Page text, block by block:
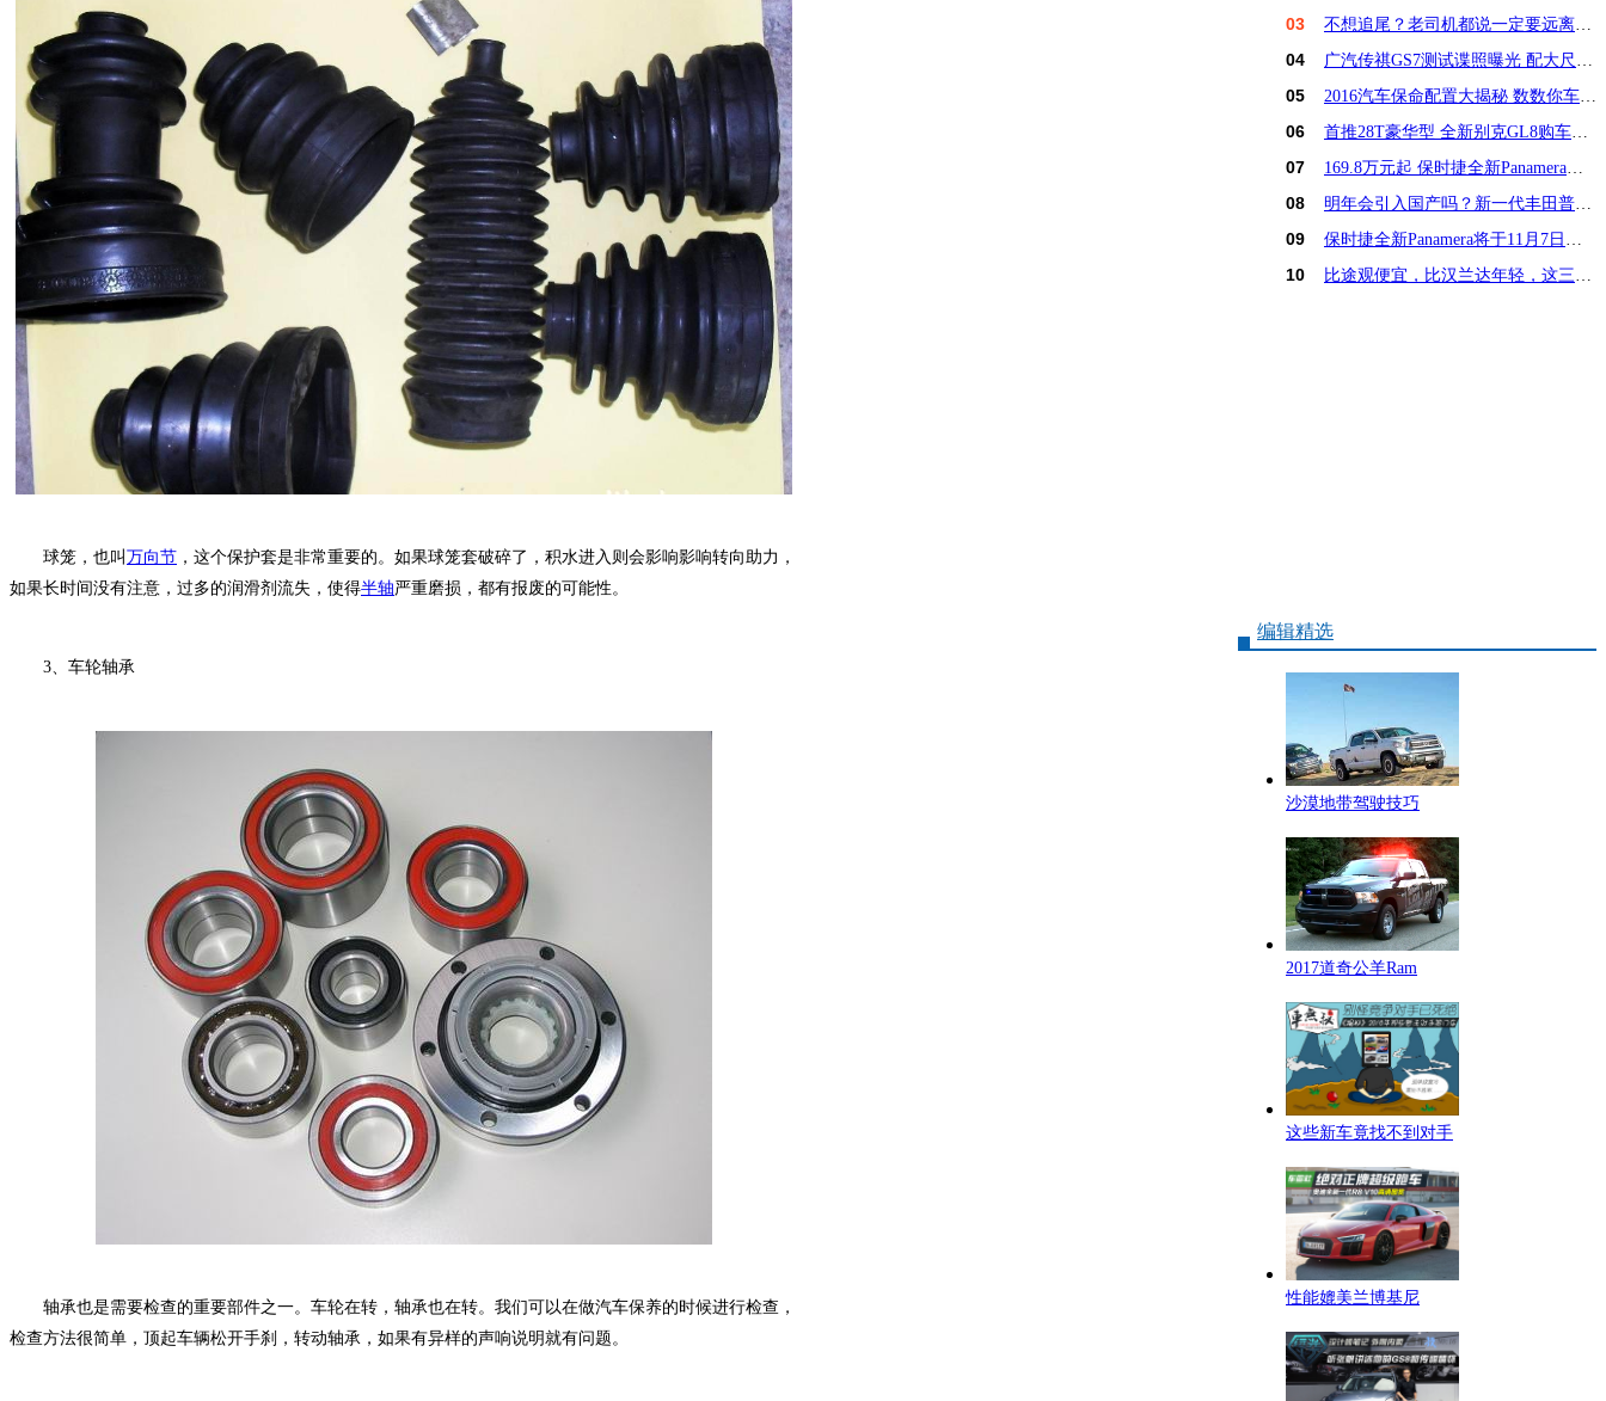
球笼，也叫 万向节 ，这个保护套是非常重要的。如果球笼套破碎了，积水进入则会影响影响转向助力，
如果长时间没有注意，过多的润滑剂流失，使得半轴严重磨损，都有报废的可能性。
3、车轮轴承
轴承也是需要检查的重要部件之一。车轮在转，轴承也在转。我们可以在做汽车保养的时候进行检查，
检查方法很简单，顶起车辆松开手刹，转动轴承，如果有异样的声响说明就有问题。
03 不想追尾？老司机都说一定要远离这6种车！
04 广汽传祺GS7测试谍照曝光 配大尺寸屏幕
05 2016汽车保命配置大揭秘 数数你车占几样？
06 首推28T豪华型 全新别克GL8购车手册
07 169.8万元起 保时捷全新Panamera亚洲首发
08 明年会引入国产吗？新一代丰田普锐斯解析
09 保时捷全新Panamera将于11月7日亚洲首发
10 比途观便宜，比汉兰达年轻，这三款15万SUV怎么选
编辑精选
沙漠地带驾驶技巧
2017道奇公羊Ram
这些新车竟找不到对手
性能媲美兰博基尼